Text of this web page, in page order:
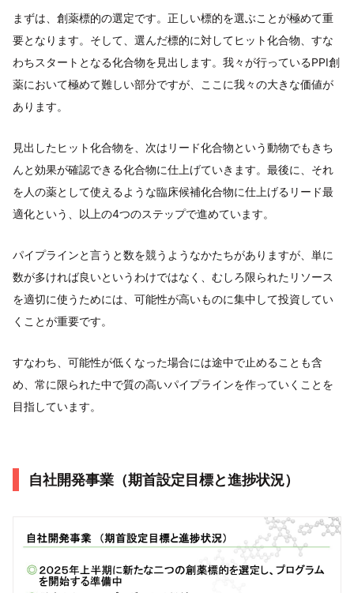
まずは、創薬標的の選定です。正しい標的を選ぶことが極めて重
要となります。そして、選んだ標的に対してヒット化合物、すな
わちスタートとなる化合物を見出します。我々が行っているPPI創
薬において極めて難しい部分ですが、ここに我々の大きな価値が
あります。
見出したヒット化合物を、次はリード化合物という動物でもきち
んと効果が確認できる化合物に仕上げていきます。最後に、それ
を人の薬として使えるような臨床候補化合物に仕上げるリード最
適化という、以上の4つのステップで進めています。
パイプラインと言うと数を競うようなかたちがありますが、単に
数が多ければ良いというわけではなく、むしろ限られたリソース
を適切に使うためには、可能性が高いものに集中して投資してい
くことが重要です。
すなわち、可能性が低くなった場合には途中で止めることも含
め、常に限られた中で質の高いパイプラインを作っていくことを
目指しています。
自社開発事業（期首設定目標と進捗状況）